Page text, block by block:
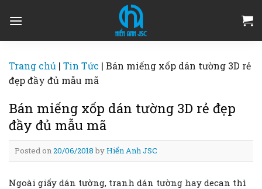
Trang chủ | Tin Tức | Bán miếng xốp dán tường 3D rẻ
đẹp đầy đủ mẫu mã
Bán miếng xốp dán tường 3D rẻ đẹp
đầy đủ mẫu mã
Posted on20/06/2018 byHiển Anh JSC
Ngoài giấy dán tường, tranh dán tường hay decan thì